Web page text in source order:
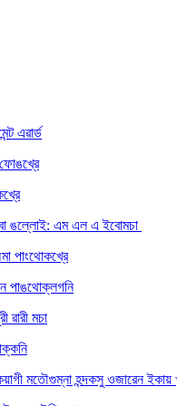
এৱার্ড
ফোঙখ্রে
ঙল্লোই: এম এল এ ইবোমচা
পাংথোকখ্রে
পাঙথোক্লগনি
ৱারী মচা
মতৌগুম্না হন্দকসু ওজারেন